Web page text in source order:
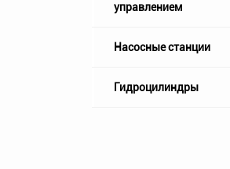
управлением
Насосные станции
Гидроцилиндры